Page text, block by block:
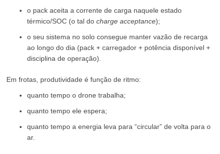
o pack aceita a corrente de carga naquele estado
térmico/SOC (o tal docharge acceptance);
o seu sistema no solo consegue manter vazão de recarga
ao longo do dia (pack + carregador + potência disponível +
disciplina de operação).
Em frotas, produtividade é função de ritmo:
quanto tempo o drone trabalha;
quanto tempo ele espera;
quanto tempo a energia leva para “circular” de volta para o
ar.